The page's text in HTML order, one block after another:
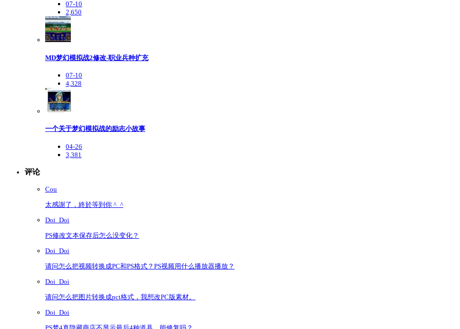
07-10
2,650
MD梦幻模拟战2修改-职业兵种扩充
07-10
4,328
一个关于梦幻模拟战的励志小故事
04-26
3,381
评论
Cou
太感謝了，終於等到你 ^_^
Doi_Doi
PS修改文本保存后怎么没变化？
Doi_Doi
请问怎么把视频转换成PC和PS格式？PS视频用什么播放器播放？
Doi_Doi
请问怎么把图片转换成pct格式，我想改PC版素材。
Doi_Doi